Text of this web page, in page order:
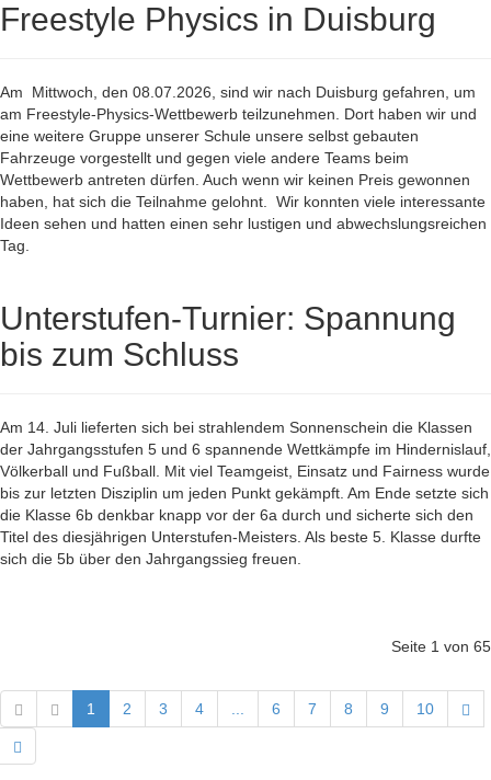
Freestyle Physics in Duisburg
Am Mittwoch, den 08.07.2026, sind wir nach Duisburg gefahren, um
am Freestyle-Physics-Wettbewerb teilzunehmen. Dort haben wir und
eine weitere Gruppe unserer Schule unsere selbst gebauten
Fahrzeuge vorgestellt und gegen viele andere Teams beim
Wettbewerb antreten dürfen. Auch wenn wir keinen Preis gewonnen
haben, hat sich die Teilnahme gelohnt. Wir konnten viele interessante
Ideen sehen und hatten einen sehr lustigen und abwechslungsreichen
Tag.
Unterstufen-Turnier: Spannung
bis zum Schluss
Am 14. Juli lieferten sich bei strahlendem Sonnenschein die Klassen
der Jahrgangsstufen 5 und 6 spannende Wettkämpfe im Hindernislauf,
Völkerball und Fußball. Mit viel Teamgeist, Einsatz und Fairness wurde
bis zur letzten Disziplin um jeden Punkt gekämpft. Am Ende setzte sich
die Klasse 6b denkbar knapp vor der 6a durch und sicherte sich den
Titel des diesjährigen Unterstufen-Meisters. Als beste 5. Klasse durfte
sich die 5b über den Jahrgangssieg freuen.
Seite 1 von 65
1 2 3 4 6 7 8 9 10